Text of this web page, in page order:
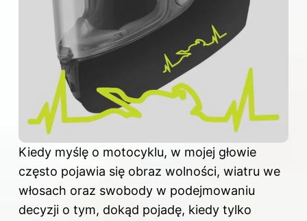
Kiedy myślę o motocyklu, w mojej głowie
często pojawia się obraz wolności, wiatru we
włosach oraz swobody w podejmowaniu
decyzji o tym, dokąd pojadę, kiedy tylko